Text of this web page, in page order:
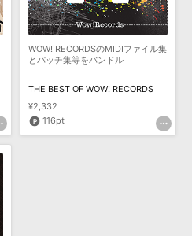
WOW! RECORDSのMIDIファイル集
とパッチ集等をバンドル
THE BEST OF WOW! RECORDS
¥2,332
116pt